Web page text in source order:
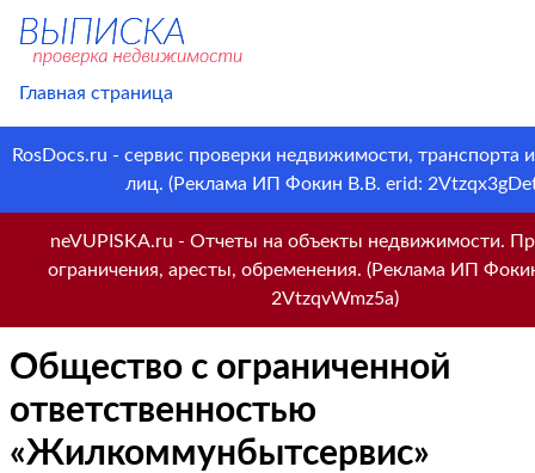
Главная страница
RosDocs.ru - сервис проверки недвижимости, транспорта
лиц. (Реклама ИП Фокин В.В. erid:
neVUPISKA.ru - Отчеты на объекты недвижимости.
ограничения, аресты, обременения. (Реклама ИП
2VtzqvWmz5a)
Общество с ограниченной
ответственностью
«Жилкоммунбытсервис»